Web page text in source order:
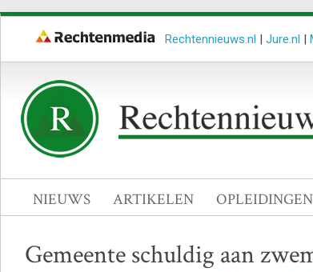
Rechtennieuws.nl | Jure.nl |
NIEUWS ARTIKELEN OPLEIDINGEN
Gemeente schuldig aan